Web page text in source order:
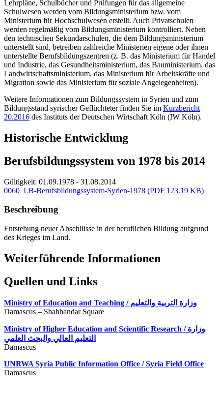
Lehrpläne, Schulbücher und Prüfungen für das allgemeine
Schulwesen werden vom Bildungsministerium bzw. vom
Ministerium für Hochschulwesen erstellt. Auch Privatschulen
werden regelmäßig vom Bildungsministerium kontrolliert. Neben
den technischen Sekundarschulen, die dem Bildungsministerium
unterstellt sind, betreiben zahlreiche Ministerien eigene oder ihnen
unterstellte Berufsbildungszentren (z. B. das Ministerium für Handel
und Industrie, das Gesundheitsministerium, das Bauministerium, das
Landwirtschaftsministerium, das Ministerium für Arbeitskräfte und
Migration sowie das Ministerium für soziale Angelegenheiten).
Weitere Informationen zum Bildungssystem in Syrien und zum
Bildungsstand syrischer Geflüchteter finden Sie im Kurzbericht
20.2016 des Instituts der Deutschen Wirtschaft Köln (IW Köln).
Historische Entwicklung
Berufsbildungssystem von 1978 bis 2014
Gültigkeit: 01.09.1978 - 31.08.2014
0060_LB-Berufsbildungssystem-Syrien-1978 (PDF 123.19 KB)
Beschreibung
Entstehung neuer Abschlüsse in der beruflichen Bildung aufgrund
des Krieges im Land.
Weiterführende Informationen
Quellen und Links
Ministry of Education and Teaching / وزارة التربية والتعليم
Damascus – Shahbandar Square
Ministry of Higher Education and Scientific Research / وزارة
التعليم العالي والبحث العلمي
Damascus
UNRWA Syria Public Information Office / Syria Field Office
Damascus